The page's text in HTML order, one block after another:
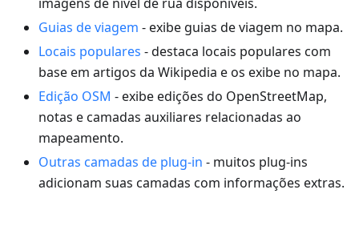
Guias de viagem - exibe guias de viagem no mapa.
Locais populares - destaca locais populares com
base em artigos da Wikipedia e os exibe no mapa.
Edição OSM - exibe edições do OpenStreetMap,
notas e camadas auxiliares relacionadas ao
mapeamento.
Outras camadas de plug-in - muitos plug-ins
adicionam suas camadas com informações extras.